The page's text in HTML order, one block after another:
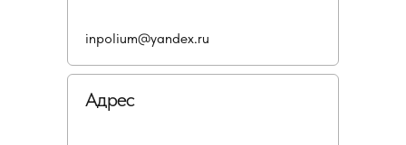
Адрес
inpolium@yandex.ru